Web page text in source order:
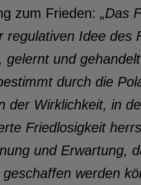
zum Frieden: „Das
regulativen Idee des
gelernt und
durch die
der Wirklichkeit, in
Friedlosigkeit
und Erwartung,
werden